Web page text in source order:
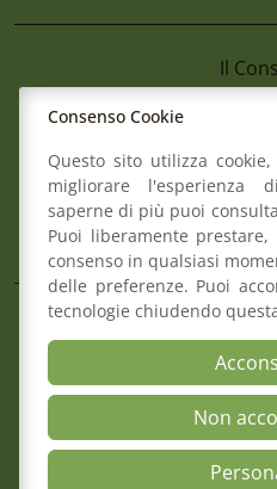
Il
Comitato
Organismo di
Mappa del sito
Meccanismo di
Dichiarazione di
Privacy Policy
Consenso Cookie
Questo sito utilizza
migliorare l'esperienza
saperne di più puoi
Puoi liberamente
consenso in qualsiasi
delle preferenze. Puoi
tecnologie chiudendo
Non